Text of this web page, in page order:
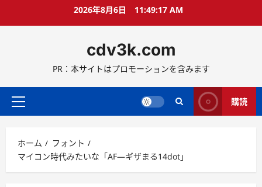
ス
ッ
2026年8月6日 11:49:18 AM
cdv3k.com
PR：本サイトはプロモーションを含みます
メ
メ
ニ
ュ
購読
ホーム
フォント
マイコン時代みたいな「AF―ギザまる14dot」